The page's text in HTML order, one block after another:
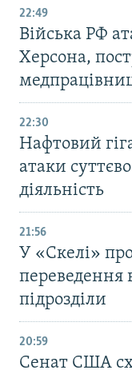
22:49
Війська РФ
Херсона,
22:30
Нафтовий
атаки
діяльність
21:56
У «Скелі»
переведення
підрозділи
20:59
Cенат США